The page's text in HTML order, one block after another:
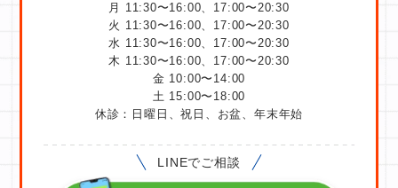
月 11:30〜16:00、17:00〜20:30
火 11:30〜16:00、17:00〜20:30
水 11:30〜16:00、17:00〜20:30
木 11:30〜16:00、17:00〜20:30
金 10:00〜14:00
土 15:00〜18:00
休診：日曜日、祝日、お盆、年末年始
LINEでご相談